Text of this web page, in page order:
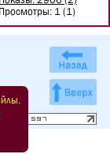
Просмотры: 1 (1)